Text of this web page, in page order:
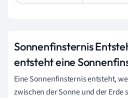
Sonnenfinsternis
entsteht eine
Eine Sonnenfinsternis entsteht,
zwischen der Sonne und der Erde